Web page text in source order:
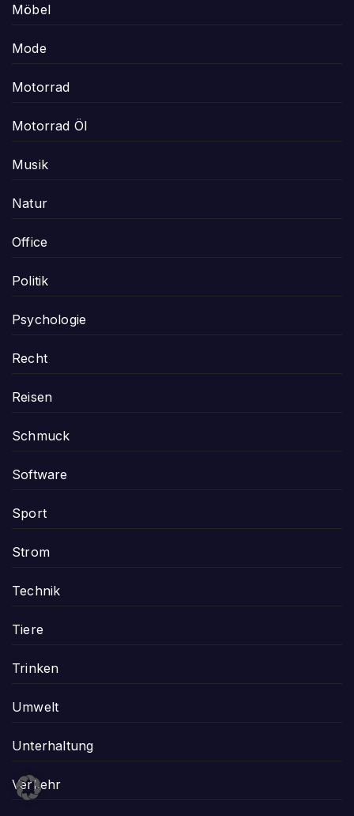
Möbel
Mode
Motorrad
Motorrad Öl
Musik
Natur
Office
Politik
Psychologie
Recht
Reisen
Schmuck
Software
Sport
Strom
Technik
Tiere
Trinken
Umwelt
Unterhaltung
Verkehr